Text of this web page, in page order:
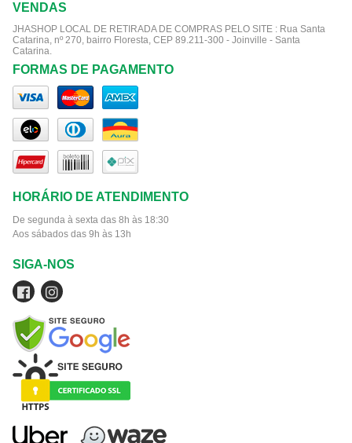
VENDAS
JHASHOP LOCAL DE RETIRADA DE COMPRAS PELO SITE : Rua Santa
Catarina, nº 270, bairro Floresta, CEP 89.211-300 - Joinville - Santa
Catarina.
FORMAS DE PAGAMENTO
HORÁRIO DE ATENDIMENTO
De segunda à sexta das 8h às 18:30
Aos sábados das 9h às 13h
SIGA-NOS